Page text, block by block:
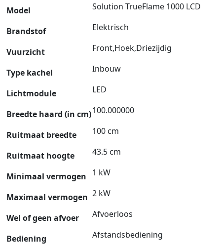
Model Solution TrueFlame 1000 LCD
Brandstof Elektrisch
Vuurzicht Front,Hoek,Driezijdig
Type kachel Inbouw
Lichtmodule LED
Breedte haard (in cm)100.000000
Ruitmaat breedte 100 cm
Ruitmaat hoogte 43.5 cm
Minimaal vermogen 1 kW
Maximaal vermogen 2 kW
Wel of geen afvoer Afvoerloos
Bediening Afstandsbediening